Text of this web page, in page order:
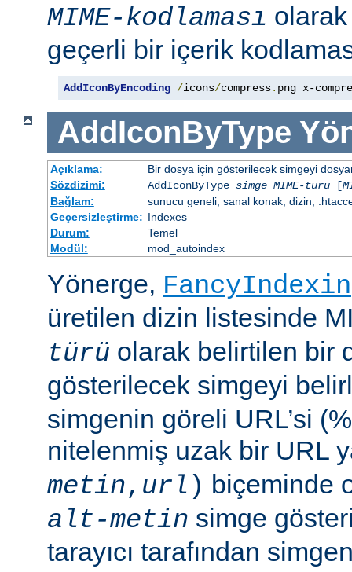
MIME-kodlaması
geçerli bir içerik
AddIconByEncoding /icons/compress. png x-
AddIconByType
Açıklama:
Bir dosya için gösterilecek simgeyi
Sözdizimi:
AddIconByType simge MIME-türü[
Bağlam:
sunucu geneli, sanal konak, dizin,
Geçersizleştirme: Indexes
Durum:
Temel
Modül:
mod_autoindex
Yönerge,
üretilen dizin listesinde
türü olarak belirtilen bir
gösterilecek simgeyi
simgenin göreli URL’si
nitelenmiş uzak bir URL
metin, url ) biçeminde
alt-metin simge
tarayıcı tarafından